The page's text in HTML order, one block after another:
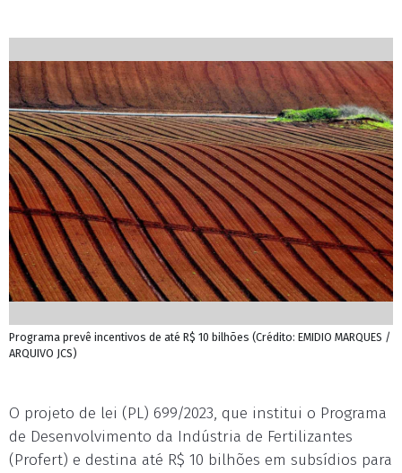
Programa prevê incentivos de até R$ 10 bilhões (Crédito: EMIDIO MARQUES /
ARQUIVO JCS)
O projeto de lei (PL) 699/2023, que institui o Programa
de Desenvolvimento da Indústria de Fertilizantes
(Profert) e destina até R$ 10 bilhões em subsídios para